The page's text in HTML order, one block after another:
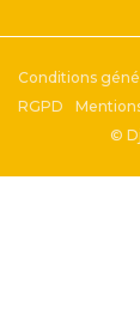
Conditions
RGPD
©